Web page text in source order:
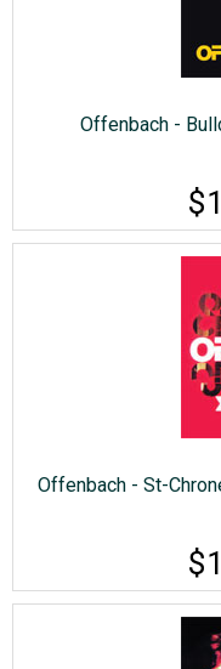
Offenbach -
Offenbach - St-